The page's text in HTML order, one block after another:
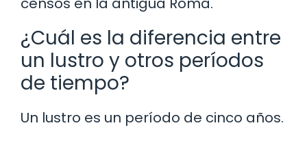
¿Cuál es la diferencia entre
un lustro y otros períodos
de tiempo?
Un lustro es un período de cinco años.